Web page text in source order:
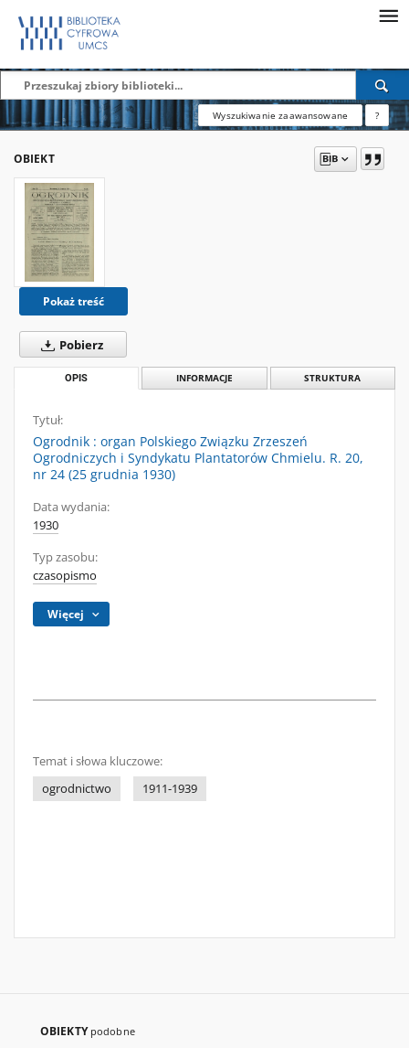
Wyszukiwanie zaawansowane ?
OBIEKT
Pokaż treść
Pobierz
OPIS INFORMACJE STRUKTURA
Tytuł:
Ogrodnik : organ Polskiego Związku Zrzeszeń
Ogrodniczych i Syndykatu Plantatorów Chmielu. R. 20,
nr 24 (25 grudnia 1930)
Data wydania:
1930
Typ zasobu:
czasopismo
Więcej
Temat i słowa kluczowe:
ogrodnictwo
1911-1939
OBIEKTY podobne